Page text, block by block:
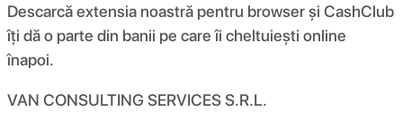
Descarcă extensia noastră pentru browser și CashClub
îți dă o parte din banii pe care îi cheltuiești online
înapoi.
VAN CONSULTING SERVICES S.R.L.